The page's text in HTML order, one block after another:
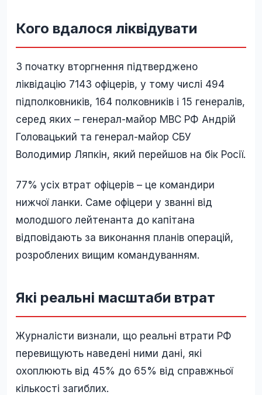
Кого вдалося ліквідувати
З початку вторгнення підтверджено
ліквідацію 7143 офіцерів, у тому числі 494
підполковників, 164 полковників і 15 генералів,
серед яких – генерал-майор МВС РФ Андрій
Головацький та генерал-майор СБУ
Володимир Ляпкін, який перейшов на бік Росії.
77% усіх втрат офіцерів – це командири
нижчої ланки. Саме офіцери у званні від
молодшого лейтенанта до капітана
відповідають за виконання планів операцій,
розроблених вищим командуванням.
Які реальні масштаби втрат
Журналісти визнали, що реальні втрати РФ
перевищують наведені ними дані, які
охоплюють від 45% до 65% від справжньої
кількості загиблих.